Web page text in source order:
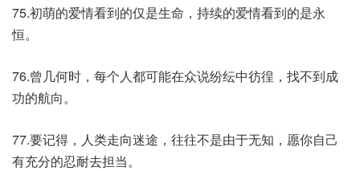
75.初萌的爱情看到的仅是生命，持续的爱情看到的是永
恒。
76.曾几何时，每个人都可能在众说纷纭中彷徨，找不到成
功的航向。
77.要记得，人类走向迷途，往往不是由于无知，愿你自己
有充分的忍耐去担当。